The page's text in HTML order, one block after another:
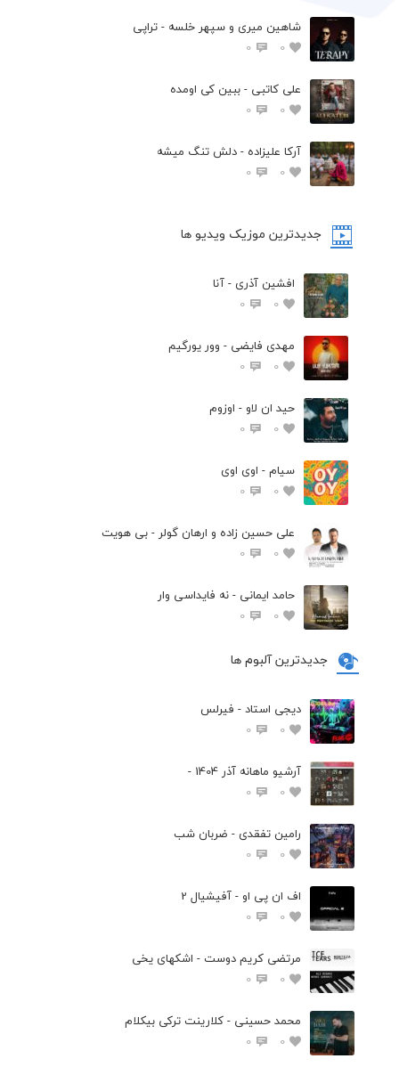
شاهین میری و سپهر خلسه - تراپی
0
0
علی کاتبی - ببین کی اومده
0
0
آرکا علیزاده - دلش تنگ میشه
0
0
جدیدترین موزیک ویدیو ها
افشین آذری - آنا
0
0
مهدی فایضی - وور یورگیم
0
0
حید ان لاو - اوزوم
0
0
سیام - اوی اوی
0
0
علی حسین زاده و ارهان گولر - بی هویت
0
0
حامد ایمانی - نه فایداسی وار
0
0
جدیدترین آلبوم ها
دیجی استاد - فیرلس
0
0
آرشیو ماهانه آذر 1404 -
0
0
رامین تفقدی - ضربان شب
0
0
اف ان پی او - آفیشیال 2
0
0
مرتضی کریم دوست - اشکهای یخی
0
0
محمد حسینی - کلارینت ترکی بیکلام
0
0